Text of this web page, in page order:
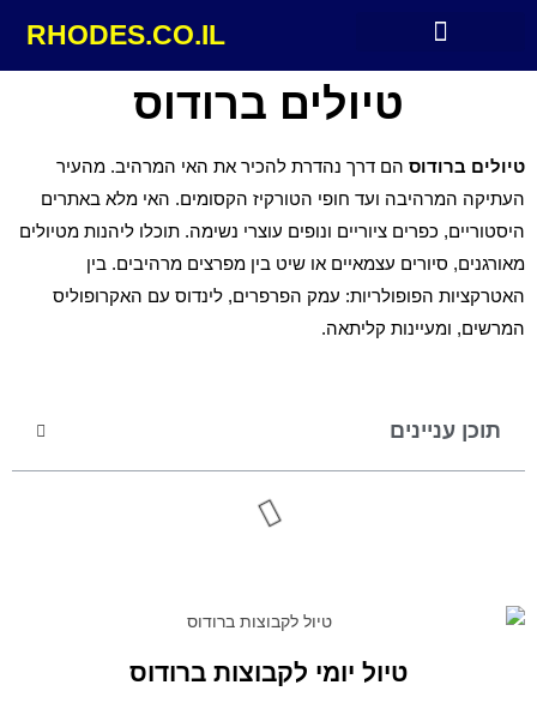
RHODES.CO.IL
טיולים ברודוס
טיולים ברודוס הם דרך נהדרת להכיר את האי המרהיב. מהעיר
העתיקה המרהיבה ועד חופי הטורקיז הקסומים. האי מלא באתרים
היסטוריים, כפרים ציוריים ונופים עוצרי נשימה. תוכלו ליהנות מטיולים
מאורגנים, סיורים עצמאיים או שיט בין מפרצים מרהיבים. בין
האטרקציות הפופולריות: עמק הפרפרים, לינדוס עם האקרופוליס
המרשים, ומעיינות קליתאה.
תוכן עניינים
טיול יומי לקבוצות ברודוס